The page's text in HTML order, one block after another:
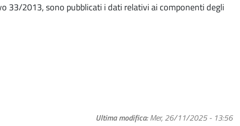
33/2013, sono pubblicati i dati relativi ai componenti degli
Ultima modifica Mer, 26/11/2025 - 13:56